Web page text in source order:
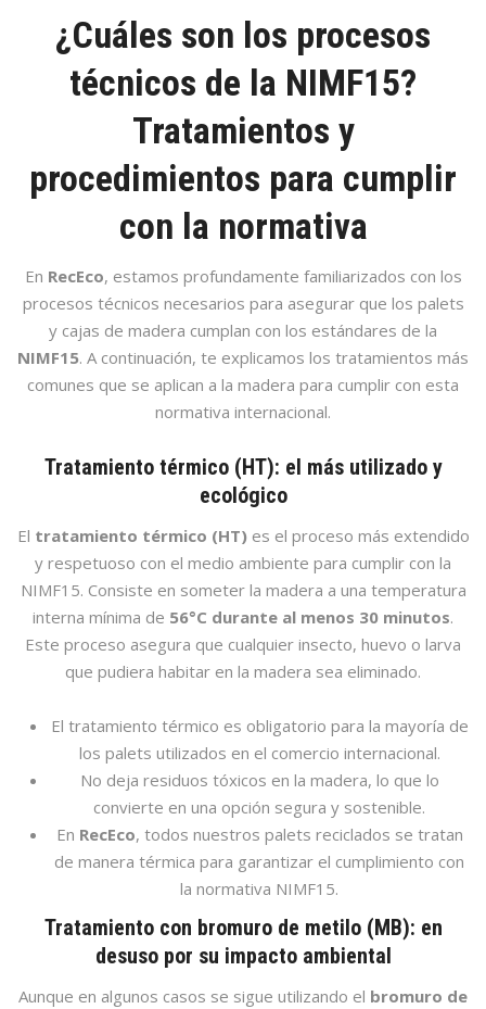
¿Cuáles son los procesos
técnicos de la NIMF15?
Tratamientos y
procedimientos para cumplir
con la normativa
En RecEco, estamos profundamente familiarizados con los
procesos técnicos necesarios para asegurar que los palets
y cajas de madera cumplan con los estándares de la
NIMF15. A continuación, te explicamos los tratamientos más
comunes que se aplican a la madera para cumplir con esta
normativa internacional.
Tratamiento térmico (HT): el más utilizado y
ecológico
El tratamiento térmico (HT)es el proceso más extendido
y respetuoso con el medio ambiente para cumplir con la
NIMF15. Consiste en someter la madera a una temperatura
interna mínima de 56°C durante al menos 30 minutos.
Este proceso asegura que cualquier insecto, huevo o larva
que pudiera habitar en la madera sea eliminado.
El tratamiento térmico es obligatorio para la mayoría de
los palets utilizados en el comercio internacional.
No deja residuos tóxicos en la madera, lo que lo
convierte en una opción segura y sostenible.
En RecEco, todos nuestros palets reciclados se tratan
de manera térmica para garantizar el cumplimiento con
la normativa NIMF15.
Tratamiento con bromuro de metilo (MB): en
desuso por su impacto ambiental
Aunque en algunos casos se sigue utilizando el bromuro de